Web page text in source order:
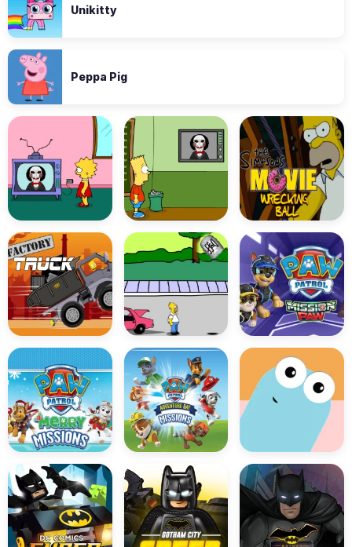
Unikitty
Peppa Pig